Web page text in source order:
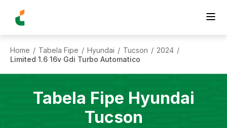
Home / Tabela Fipe / Hyundai / Tucson / 2024 /
Limited 1.6 16v Gdi Turbo Automatico
Tabela Fipe Hyundai
Tucson